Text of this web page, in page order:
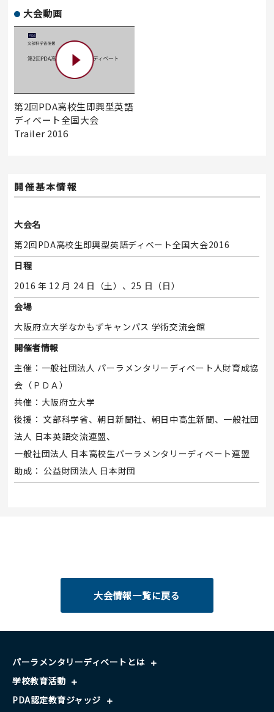
大会動画
第2回PDA高校生即興型英語
ディベート全国大会
Trailer 2016
開催基本情報
大会名
第2回PDA高校生即興型英語ディベート全国大会2016
日程
2016 年 12 月 24 日（土）、25 日（日）
会場
大阪府立大学なかもずキャンパス 学術交流会館
開催者情報
主催：一般社団法人 パーラメンタリーディベート人財育成協
会（ＰＤＡ）
共催：大阪府立大学
後援： 文部科学省、朝日新聞社、朝日中高生新聞、一般社団
法人 日本英語交流連盟、
一般社団法人 日本高校生パーラメンタリーディベート連盟
助成： 公益財団法人 日本財団
大会情報一覧に戻る
パーラメンタリーディベートとは
学校教育活動
PDA認定教育ジャッジ